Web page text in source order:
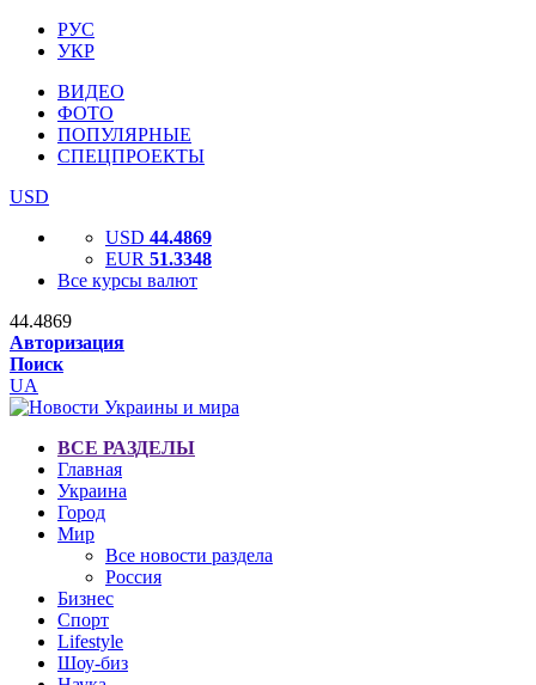
РУС
УКР
ВИДЕО
ФОТО
ПОПУЛЯРНЫЕ
СПЕЦПРОЕКТЫ
USD
USD 44.4869
EUR 51.3348
Все курсы валют
44.4869
Авторизация
Поиск
UA
ВСЕ РАЗДЕЛЫ
Главная
Украина
Город
Мир
Все новости раздела
Россия
Бизнес
Спорт
Lifestyle
Шоу-биз